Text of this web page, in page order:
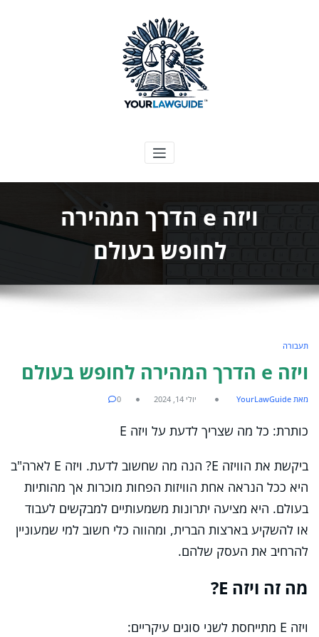
המדריך המשפטי שלך
ויזה e הדרך המהירה
לחופש בעולם
תעבורה
ויזה e הדרך המהירה לחופש בעולם
מאת YourLawGuide יולי 14, 2024 0
כותרת: כל מה שצריך לדעת על ויזה E
ביקשת את הוויזה E? הנה מה שחשוב לדעת. ויזה E לארה"ב
היא ככל הנראה אחת הוויזות הפחות מוכרות אך מהותיות
בעולם. היא מציעה יתרונות משמעותיים למבקשים לעבוד
או להשקיע בארצות הברית, ומהווה כלי חשוב למי שמעוניין
להרחיב את העסק שלהם.
מה זה ויזה E?
ויזה E מתייחסת לשני סוגים עיקריים: